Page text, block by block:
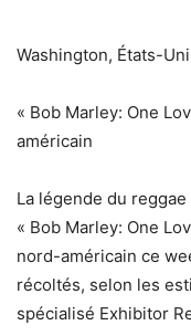
Washington, États-
« Bob Marley: One
américain
La légende du
« Bob Marley: One
nord-américain ce
récoltés, selon les
spécialisé Exhibitor